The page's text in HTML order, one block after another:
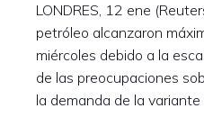
LONDRES, 12 ene
petróleo alcanzaron
miércoles debido a la
de las preocupaciones
la demanda de la